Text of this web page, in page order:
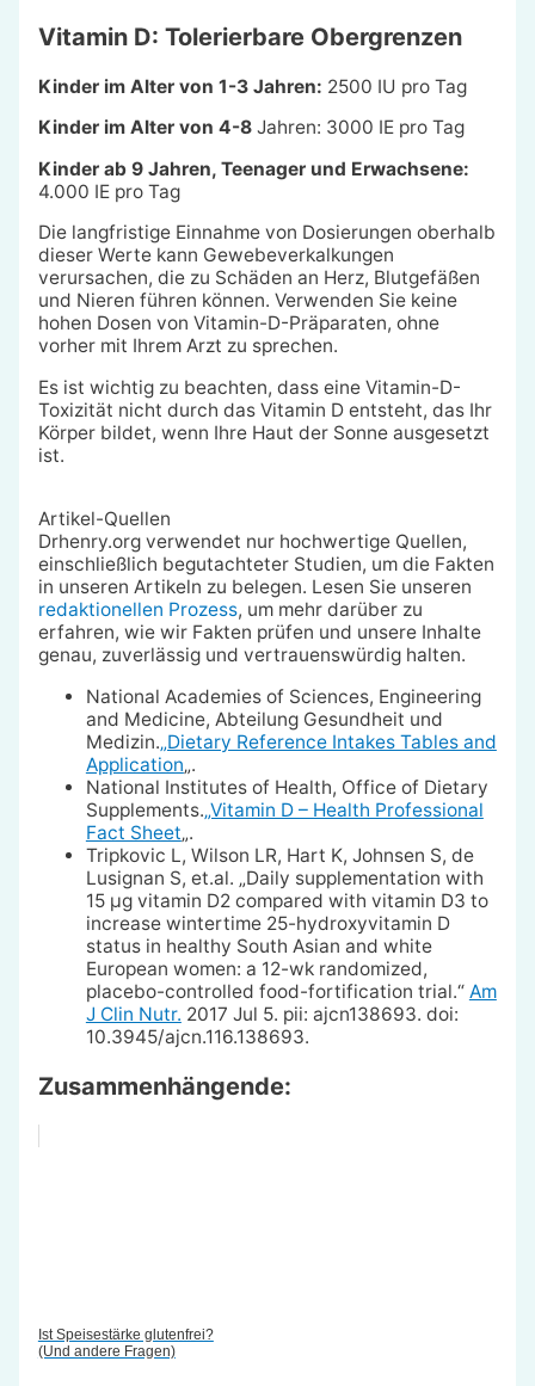
Vitamin D: Tolerierbare Obergrenzen
Kinder im Alter von 1-3 Jahren: 2500 IU pro Tag
Kinder im Alter von 4-8Jahren: 3000 IE pro Tag
Kinder ab 9 Jahren, Teenager und Erwachsene:
4.000 IE pro Tag
Die langfristige Einnahme von Dosierungen oberhalb
dieser Werte kann Gewebeverkalkungen
verursachen, die zu Schäden an Herz, Blutgefäßen
und Nieren führen können. Verwenden Sie keine
hohen Dosen von Vitamin-D-Präparaten, ohne
vorher mit Ihrem Arzt zu sprechen.
Es ist wichtig zu beachten, dass eine Vitamin-D-
Toxizität nicht durch das Vitamin D entsteht, das Ihr
Körper bildet, wenn Ihre Haut der Sonne ausgesetzt
ist.
Artikel-Quellen
Drhenry.org verwendet nur hochwertige Quellen,
einschließlich begutachteter Studien, um die Fakten
in unseren Artikeln zu belegen. Lesen Sie unseren
redaktionellen Prozess, um mehr darüber zu
erfahren, wie wir Fakten prüfen und unsere Inhalte
genau, zuverlässig und vertrauenswürdig halten.
National Academies of Sciences, Engineering
and Medicine, Abteilung Gesundheit und
Medizin.„Dietary Reference Intakes Tables and
Application„.
National Institutes of Health, Office of Dietary
Supplements.„Vitamin D – Health Professional
Fact Sheet„.
Tripkovic L, Wilson LR, Hart K, Johnsen S, de
Lusignan S, et.al. „Daily supplementation with
15 μg vitamin D2 compared with vitamin D3 to
increase wintertime 25-hydroxyvitamin D
status in healthy South Asian and white
European women: a 12-wk randomized,
placebo-controlled food-fortification trial.“ Am
J Clin Nutr. 2017 Jul 5. pii: ajcn138693. doi:
10.3945/ajcn.116.138693.
Zusammenhängende:
Ist Speisestärke glutenfrei?
(Und andere Fragen)